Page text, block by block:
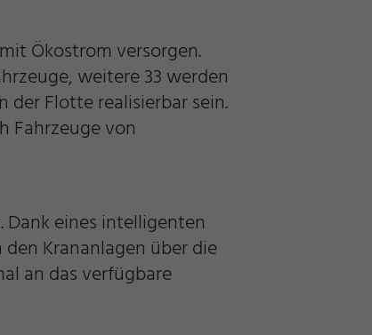
Ökostrom versorgen.
weitere 33 werden
der Flotte realisierbar sein.
Fahrzeuge von
eines intelligenten
Krananlagen über die
an das verfügbare